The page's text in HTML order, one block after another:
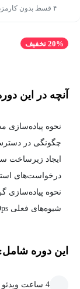
۴ قسط بدون کارمزد، ماهانه 0 تومان
20% تخفیف
آنچه در این
نحوه پیاده‌سازی
چگونگی در دسترس
ایجاد زیرساخت
درخواست‌های
نحوه پیاده‌سازی
شیوه‌های فعلی MLOps
این دوره شامل:
4 ساعت ویدئو